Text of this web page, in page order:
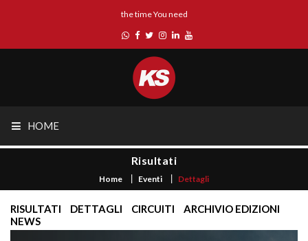
the time You need
HOME
Risultati
Home Eventi Dettagli
RISULTATI DETTAGLI CIRCUITI
ARCHIVIO EDIZIONI
NEWS